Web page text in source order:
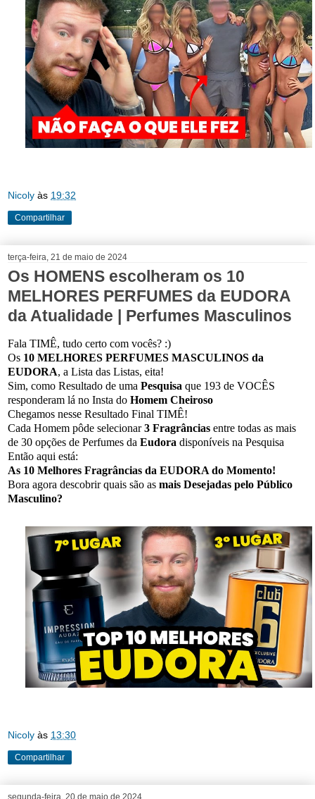
Nicoly às 19:32
Compartilhar
terça-feira, 21 de maio de 2024
Os HOMENS escolheram os 10
MELHORES PERFUMES da EUDORA
da Atualidade | Perfumes Masculinos
Fala TIMÊ, tudo certo com vocês? :)
Os 10 MELHORES PERFUMES MASCULINOS da
EUDORA, a Lista das Listas, eita!
Sim, como Resultado de uma Pesquisa que 193 de VOCÊS
responderam lá no Insta do Homem Cheiroso
Chegamos nesse Resultado Final TIMÊ!
Cada Homem pôde selecionar3 Fragrâncias entre todas as mais
de 30 opções de Perfumes da Eudora disponíveis na Pesquisa
Então aqui está:
As 10 Melhores Fragrâncias da EUDORA do Momento!
Bora agora descobrir quais são as mais Desejadas pelo Público
Masculino?
Nicoly às 13:30
Compartilhar
segunda-feira, 20 de maio de 2024